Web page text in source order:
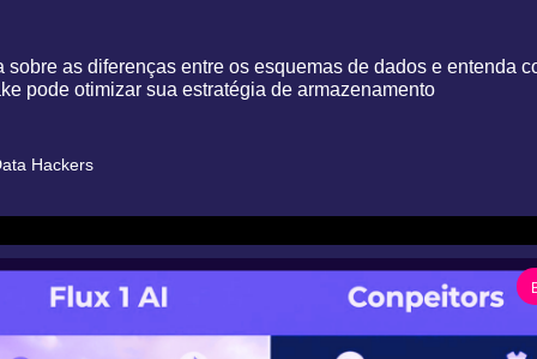
sobre as diferenças entre os esquemas de dados e entenda
pode otimizar sua estratégia de armazenamento
Hackers